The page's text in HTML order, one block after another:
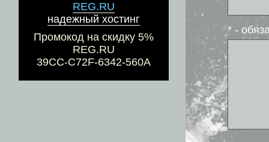
REG.RU
надежный хостинг
Промокод на скидку 5%
REG.RU
39CC-C72F-6342-560A
* -